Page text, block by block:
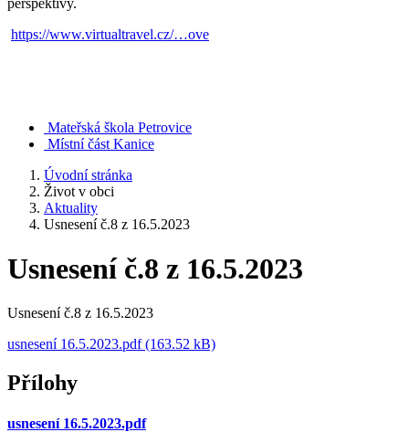
https://www.virtualtravel.cz/…ove
Mateřská škola Petrovice
Místní část Kanice
Úvodní stránka
Život v obci
Aktuality
Usnesení č.8 z 16.5.2023
Usnesení č.8 z 16.5.2023
Usnesení č.8 z 16.5.2023
usnesení 16.5.2023.pdf (163.52 kB)
Přílohy
usnesení 16.5.2023.pdf